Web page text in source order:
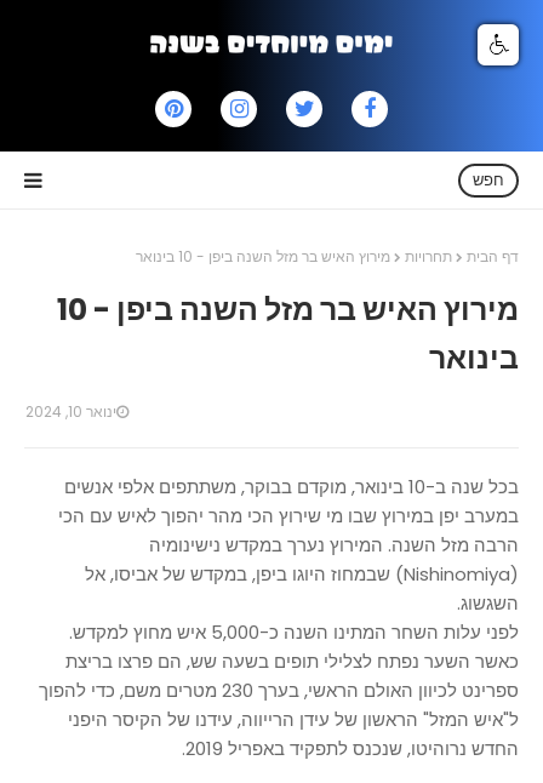
חפש
דף הבית תחרויות מירוץ האיש בר מזל השנה ביפן - 10 בינואר
מירוץ האיש בר מזל השנה ביפן - 10
בינואר
ינואר 10, 2024
בכל שנה ב-10 בינואר, מוקדם בבוקר, משתתפים אלפי אנשים
במערב יפן במירוץ שבו מי שירוץ הכי מהר יהפוך לאיש עם הכי
הרבה מזל השנה. המירוץ נערך במקדש נישינומיה
(Nishinomiya) שבמחוז היוגו ביפן, במקדש של אביסו, אל
השגשוג.
לפני עלות השחר המתינו השנה כ-5,000 איש מחוץ למקדש.
כאשר השער נפתח לצלילי תופים בשעה שש, הם פרצו בריצת
ספרינט לכיוון האולם הראשי, בערך 230 מטרים משם, כדי להפוך
ל"איש המזל" הראשון של עידן הרייווה, עידנו של הקיסר היפני
החדש נרוהיטו, שנכנס לתפקיד באפריל 2019.